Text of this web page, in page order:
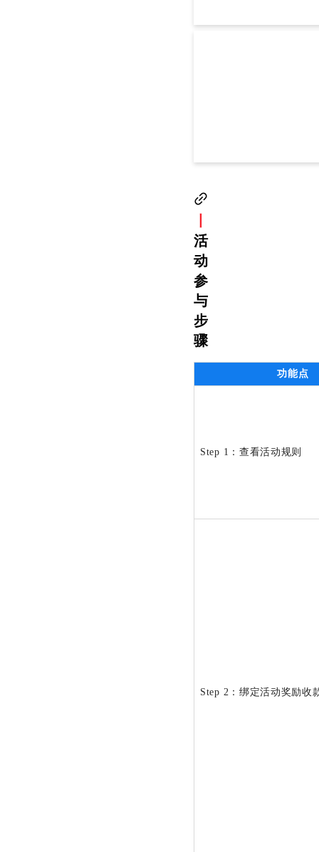
活
动
参
与
步
骤
功能点
Step 1：查看活动规则
Step 2：绑定活动奖励收